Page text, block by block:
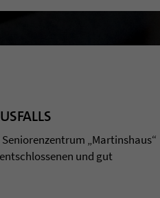
„Martinshaus“
und gut